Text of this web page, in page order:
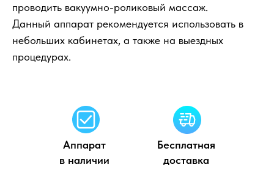
проводить вакуумно-роликовый массаж.
Данный аппарат рекомендуется использовать в
небольших кабинетах, а также на выездных
процедурах.
Аппарат
в наличии
Бесплатная
доставка